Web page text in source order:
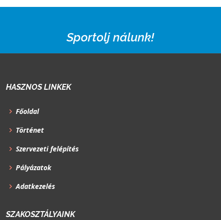
Sportolj nálunk!
HASZNOS LINKEK
Főoldal
Történet
Szervezeti felépítés
Pályázatok
Adatkezelés
SZAKOSZTÁLYAINK